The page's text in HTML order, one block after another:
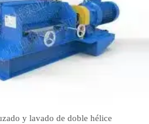
y lavado de doble hélice